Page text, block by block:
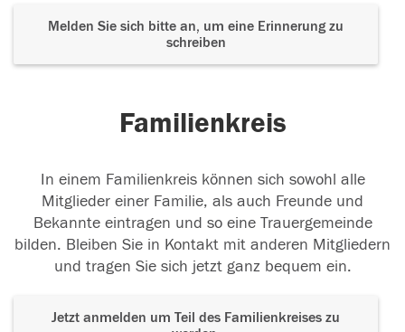
Melden Sie sich bitte an, um eine Erinnerung zu
schreiben
Familienkreis
In einem Familienkreis können sich sowohl alle
Mitglieder einer Familie, als auch Freunde und
Bekannte eintragen und so eine Trauergemeinde
bilden. Bleiben Sie in Kontakt mit anderen Mitgliedern
und tragen Sie sich jetzt ganz bequem ein.
Jetzt anmelden um Teil des Familienkreises zu